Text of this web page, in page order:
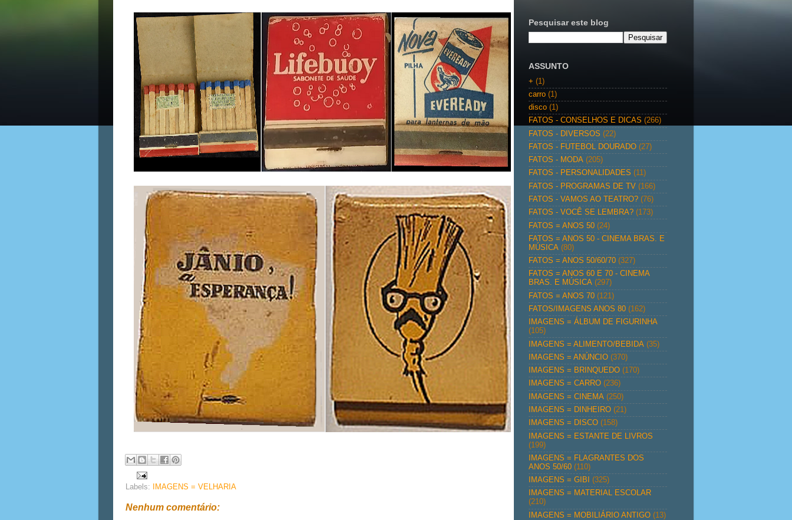
Labels: IMAGENS = VELHARIA
Nenhum comentário:
Pesquisar este blog
ASSUNTO
+ (1)
carro (1)
disco (1)
FATOS - CONSELHOS E DICAS (266)
FATOS - DIVERSOS (22)
FATOS - FUTEBOL DOURADO (27)
FATOS - MODA (205)
FATOS - PERSONALIDADES (11)
FATOS - PROGRAMAS DE TV (166)
FATOS - VAMOS AO TEATRO? (76)
FATOS - VOCÊ SE LEMBRA? (173)
FATOS = ANOS 50 (24)
FATOS = ANOS 50 - CINEMA BRAS. E
MÚSICA (80)
FATOS = ANOS 50/60/70 (327)
FATOS = ANOS 60 E 70 - CINEMA
BRAS. E MÚSICA (297)
FATOS = ANOS 70 (121)
FATOS/IMAGENS ANOS 80 (162)
IMAGENS = ÁLBUM DE FIGURINHA
(105)
IMAGENS = ALIMENTO/BEBIDA (35)
IMAGENS = ANÚNCIO (370)
IMAGENS = BRINQUEDO (170)
IMAGENS = CARRO (236)
IMAGENS = CINEMA (250)
IMAGENS = DINHEIRO (21)
IMAGENS = DISCO (158)
IMAGENS = ESTANTE DE LIVROS
(199)
IMAGENS = FLAGRANTES DOS
ANOS 50/60 (110)
IMAGENS = GIBI
(325)
IMAGENS = MATERIAL ESCOLAR
(210)
IMAGENS = MOBILIÁRIO ANTIGO (13)